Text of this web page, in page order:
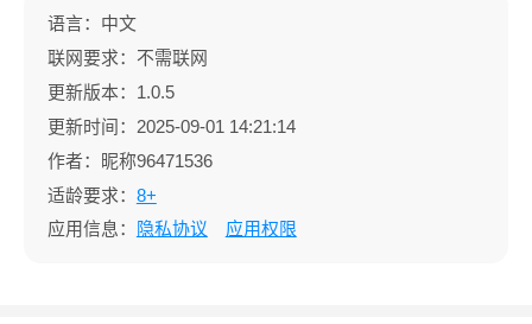
语言：中文
联网要求：不需联网
更新版本：1.0.5
更新时间：2025-09-01 14:21:14
作者：昵称96471536
适龄要求： 8+
应用信息：
隐私协议 应用权限